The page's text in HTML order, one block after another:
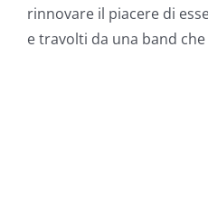
rinnovare il piacere di
e travolti da una band